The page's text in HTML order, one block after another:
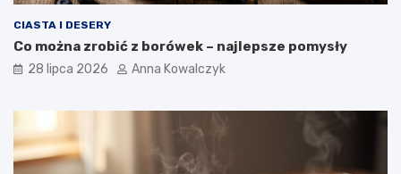
CIASTA I DESERY
Co można zrobić z borówek – najlepsze pomysły
28 lipca 2026 Anna Kowalczyk